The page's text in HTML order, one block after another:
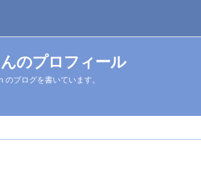
のプロフィール
ブログを書いています。